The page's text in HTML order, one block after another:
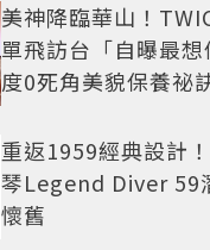
美神降臨華山！
單飛訪台「自曝最
度0死角美貌保養祕
重返1959經典設計
琴Legend Diver 59
懷舊